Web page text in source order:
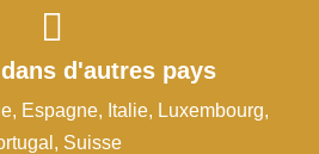
d'autres pays
Espagne, Italie, Luxembourg,
Suisse